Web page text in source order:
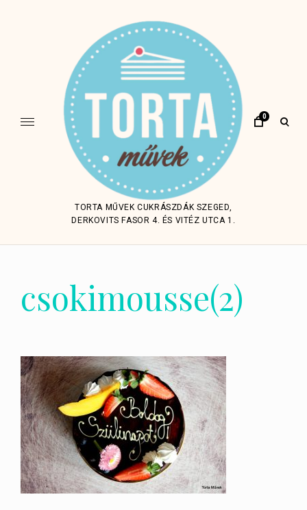
TORTA MŰVEK CUKRÁSZDÁK SZEGED,
DERKOVITS FASOR 4. ÉS VITÉZ UTCA 1.
0
open
csokimousse(2)